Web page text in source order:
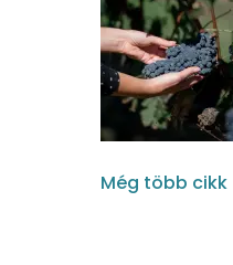
Még több cikk